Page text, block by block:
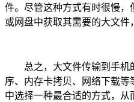
件。尽管这种方式有时很慢
或网盘中获取其需要的大文件
总之，大文件传输到手机
序、内存卡拷贝、网络下载
中选择一种最合适的方式，